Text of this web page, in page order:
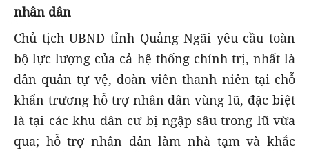
nhân dân
Chủ tịch UBND tỉnh Quảng Ngãi yêu cầu toàn
bộ lực lượng của cả hệ thống chính trị, nhất là
dân quân tự vệ, đoàn viên thanh niên tại chỗ
khẩn trương hỗ trợ nhân dân vùng lũ, đặc biệt
là tại các khu dân cư bị ngập sâu trong lũ vừa
qua; hỗ trợ nhân dân làm nhà tạm và khắc